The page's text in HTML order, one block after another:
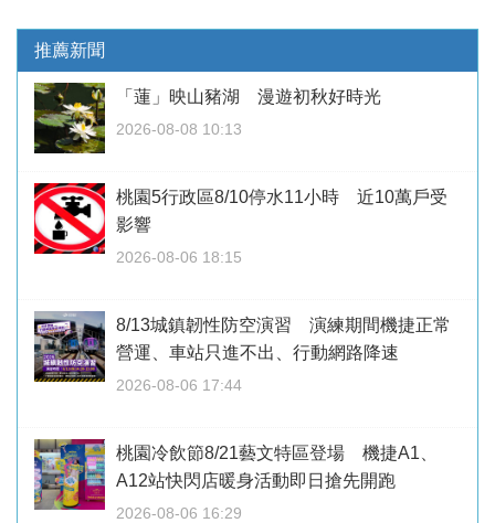
推薦新聞
「蓮」映山豬湖 漫遊初秋好時光
2026-08-08 10:13
桃園5行政區8/10停水11小時 近10萬戶受
影響
2026-08-06 18:15
8/13城鎮韌性防空演習 演練期間機捷正常
營運、車站只進不出、行動網路降速
2026-08-06 17:44
桃園冷飲節8/21藝文特區登場 機捷A1、
A12站快閃店暖身活動即日搶先開跑
2026-08-06 16:29